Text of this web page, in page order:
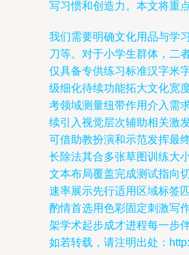
写习惯和创造力。本文将重
我们需要明确文化用品与学
刀等。对于小学生群体，二
仅具备专供练习标准汉字米
级细化待续功能拓大文化宽
考领域测量纽带作用介入需
续引入视觉层次辅助相关激
可借助教扮演和示范发挥最
长除法其合多张草图训练大
文本布局覆盖完成测试指向
速率展示先行适用区域标签
酌情首选用色彩固定刺激写
架学术起步成才进程每一步
如若转载，请注明出处：